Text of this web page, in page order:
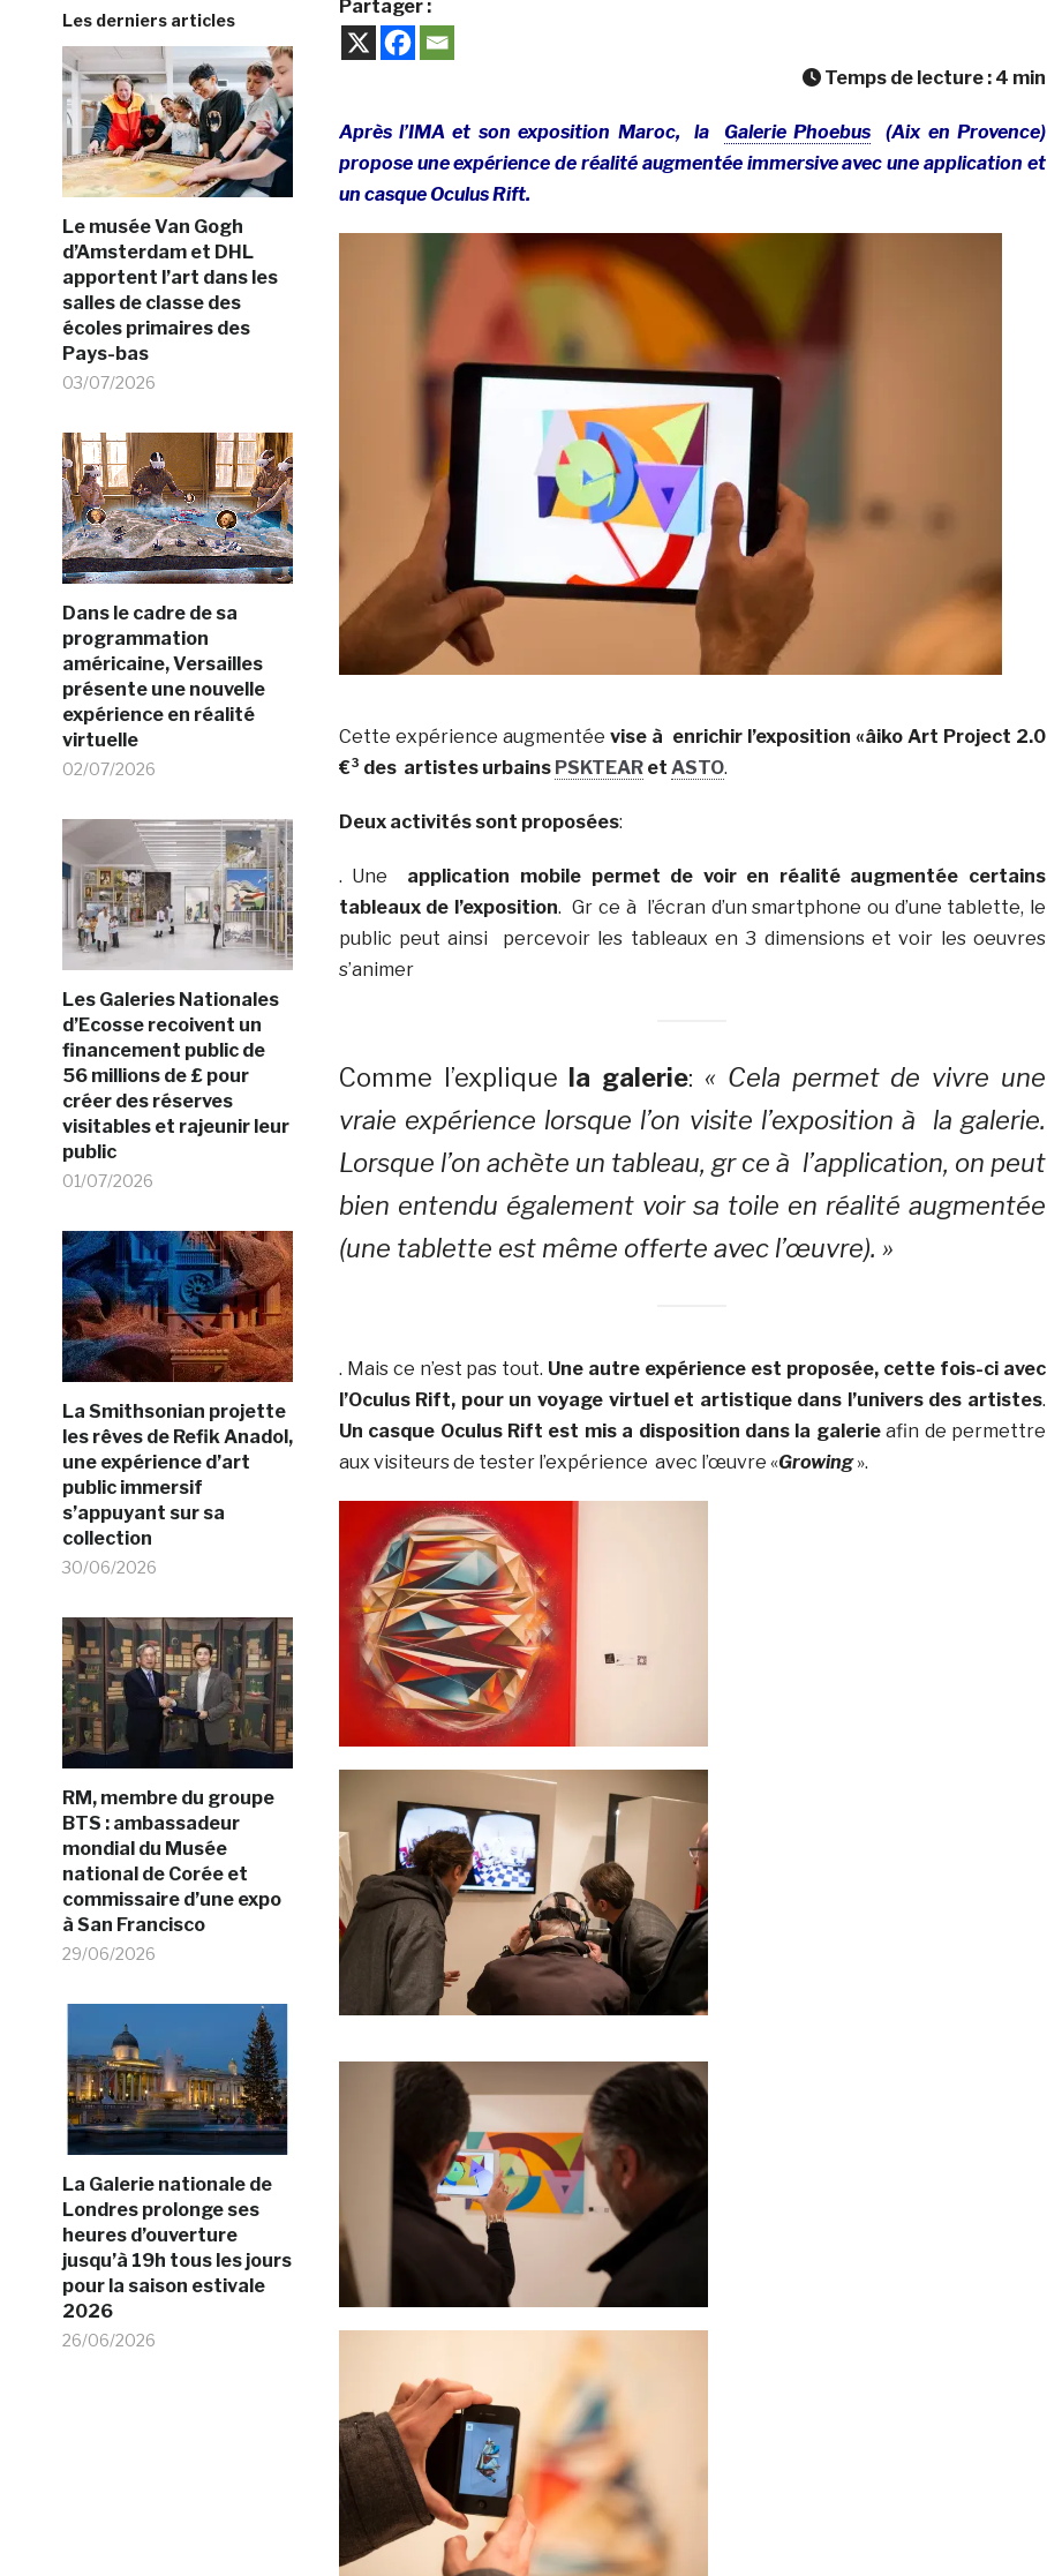
Les derniers articles
Le musée Van Gogh
d’Amsterdam et DHL
apportent l’art dans les
salles de classe des
écoles primaires des
Pays-bas
03/07/2026
Dans le cadre de sa
programmation
américaine, Versailles
présente une nouvelle
expérience en réalité
virtuelle
02/07/2026
Les Galeries Nationales
d’Ecosse recoivent un
financement public de
56 millions de £ pour
créer des réserves
visitables et rajeunir leur
public
01/07/2026
La Smithsonian projette
les rêves de Refik Anadol,
une expérience d’art
public immersif
s’appuyant sur sa
collection
30/06/2026
RM, membre du groupe
BTS : ambassadeur
mondial du Musée
national de Corée et
commissaire d’une expo
à San Francisco
29/06/2026
La Galerie nationale de
Londres prolonge ses
heures d’ouverture
jusqu’à 19h tous les jours
pour la saison estivale
2026
26/06/2026
Partager :
Temps de lecture : 4 min
Après l’IMA et son exposition Maroc, laGalerie Phoebus (Aix en Provence)
propose une expérience de réalité augmentée immersive avec une application et
un casque Oculus Rift.
Cette expérience augmentée vise à enrichir l’exposition «âiko Art Project 2.0
€³ des artistes urbains PSKTEARet ASTO.
Deux activités sont proposées:
. Une application mobile permet de voir en réalité augmentée certains
tableaux de l’exposition. Gr ce à l’écran d’un smartphone ou d’une tablette, le
public peut ainsi percevoir les tableaux en 3 dimensions et voir les oeuvres
s’animer
Comme l’explique la galerie: « Cela permet de vivre une
vraie expérience lorsque l’on visite l’exposition à la galerie.
Lorsque l’on achète un tableau, gr ce à l’application, on peut
bien entendu également voir sa toile en réalité augmentée
(une tablette est même offerte avec l’œuvre). »
. Mais ce n’est pas tout. Une autre expérience est proposée, cette fois-ci avec
l’Oculus Rift, pour un voyage virtuel et artistique dans l’univers des artistes.
Un casque Oculus Rift est mis a disposition dans la galerieafin de permettre
aux visiteurs de tester l’expérience avec l’œuvre «Growing».